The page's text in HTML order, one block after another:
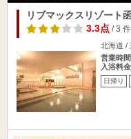
リブマックスリゾート
3.3点/ 3 件
北海道 /
営業時
入浴料
日帰り